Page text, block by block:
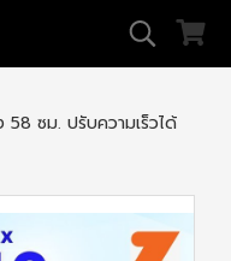
ซม. ปรับความเร็วได้